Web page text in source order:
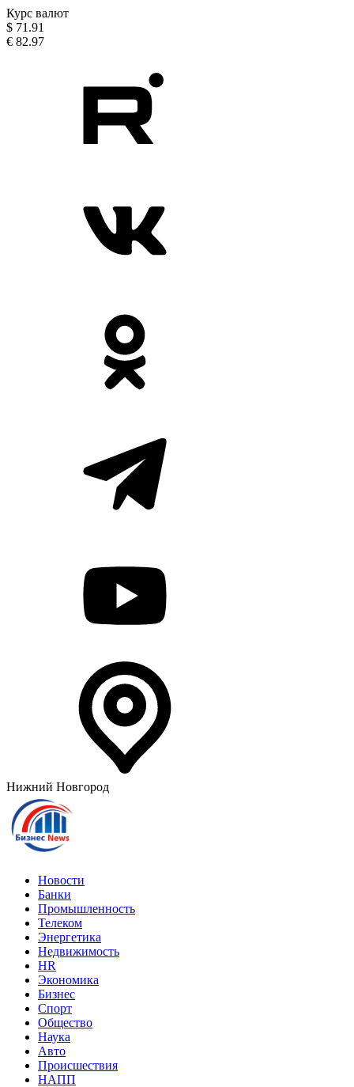
Курс валют
$ 71.91
€ 82.97
Нижний Новгород
Новости
Банки
Промышленность
Телеком
Энергетика
Недвижимость
HR
Экономика
Бизнес
Спорт
Общество
Наука
Авто
Происшествия
НАПП